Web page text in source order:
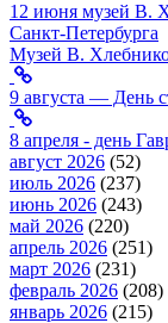
12 июня музей В.
Санкт-Петербурга
Музей В.
9 августа — День
8 апреля - день
август 2026 (52)
июль 2026 (237)
июнь 2026 (243)
май 2026 (220)
апрель 2026 (251)
март 2026 (231)
февраль 2026 (208)
январь 2026 (215)